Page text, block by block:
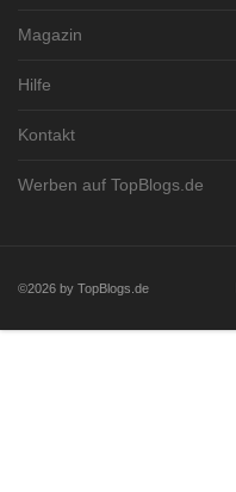
Magazin
Hilfe
Kontakt
Werben auf TopBlogs.de
©2026 by TopBlogs.de